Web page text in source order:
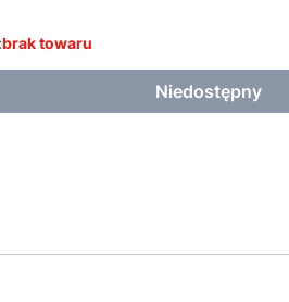
brak towaru
Niedostępny